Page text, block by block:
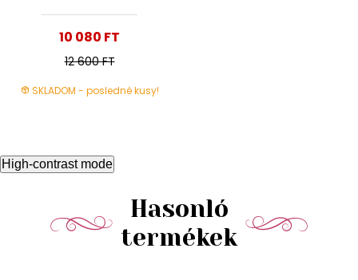
10 080 FT
12 600 FT
SKLADOM - posledné kusy!
High-contrast mode
Hasonló
termékek